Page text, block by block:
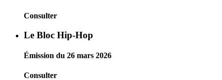
Consulter
Le Bloc Hip-Hop
Émission du 26 mars 2026
Consulter